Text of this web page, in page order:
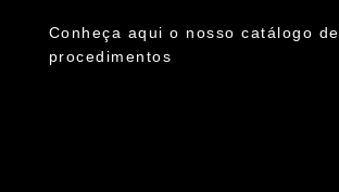
Conheça aqui o nosso catálogo de
procedimentos